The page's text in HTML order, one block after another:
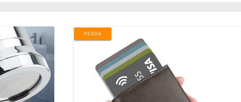
PEXDA